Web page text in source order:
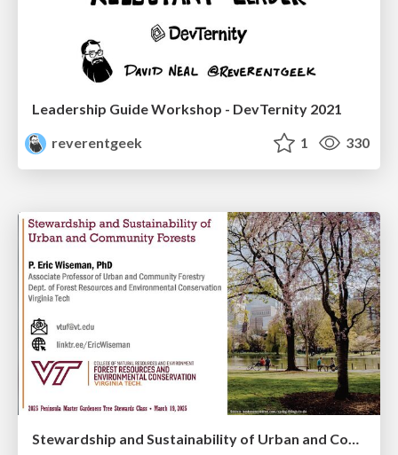
Leadership Guide Workshop - DevTernity 2021
reverentgeek
1 330
Stewardship and Sustainability of Urban and Community Forests